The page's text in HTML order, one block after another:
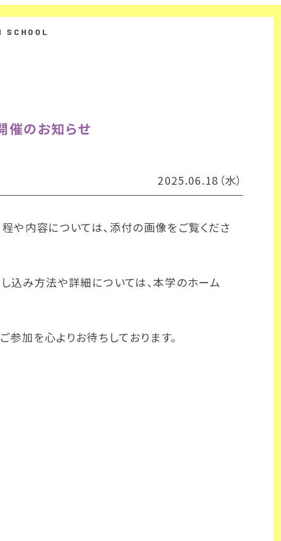
催のお知らせ
2025.06.18（水）
や内容については、添付の画像をご覧くださ
込み方法や詳細については、本学のホーム
参加を心よりお待ちしております。